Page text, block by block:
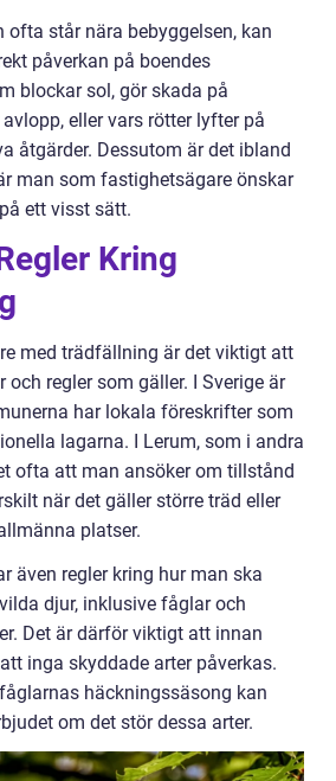
ofta står nära bebyggelsen, kan
påverkan på boendes
blockar sol, gör skada på
eller vars rötter lyfter på
åtgärder. Dessutom är det ibland
man som fastighetsägare önskar
ett visst sätt.
Kring
med trädfällning är det viktigt att
regler som gäller. I Sverige är
har lokala föreskrifter som
lagarna. I Lerum, som i andra
ofta att man ansöker om tillstånd
när det gäller större träd eller
platser.
även regler kring hur man ska
djur, inklusive fåglar och
Det är därför viktigt att innan
inga skyddade arter påverkas.
häckningssäsong kan
om det stör dessa arter.